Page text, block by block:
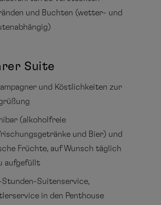
und Buchten (wetter- und
Suite
und Köstlichkeiten zur
(alkoholfreie
und Bier) und
Früchte, auf Wunsch täglich
aufgefüllt
Stunden-Suitenservice,
in den Penthouse